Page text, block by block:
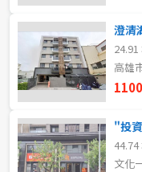
澄清
高雄
"投
文化